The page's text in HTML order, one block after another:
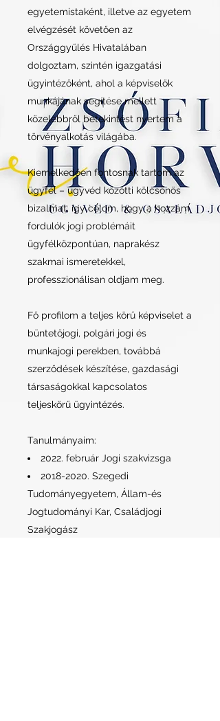
egyetemistaként, illetve az egyetem
elvégzését követően az
Országgyűlés Hivatalában
dolgoztam, szintén igazgatási
ügyintézőként, ahol a képviselők
munkájának segítése mellett
közelebbről betekintést nyertem a
törvényalkotás világába.
Kiemelkedően fontosnak tartom az
ügyfél – ügyvéd közötti kölcsönös
bizalmat, így célom, hogy a hozzám
fordulók jogi problémáit
ügyfélközpontúan, naprakész
szakmai ismeretekkel,
professzionálisan oldjam meg.
Fő profilom a teljes körű képviselet a
büntetőjogi, polgári jogi és
munkajogi perekben, továbbá
szerződések készítése, gazdasági
társaságokkal kapcsolatos
teljeskörű ügyintézés.
Tanulmányaim:
2022. február Jogi szakvizsga
2018-2020. Szegedi
Tudományegyetem, Állam-és
Jogtudományi Kar, Családjogi
Szakjogász